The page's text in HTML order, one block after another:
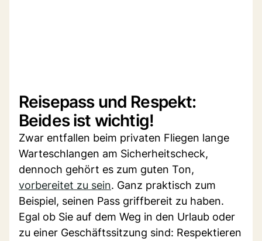
Reisepass und Respekt:
Beides ist wichtig!
Zwar entfallen beim privaten Fliegen lange
Warteschlangen am Sicherheitscheck,
dennoch gehört es zum guten Ton,
vorbereitet zu sein. Ganz praktisch zum
Beispiel, seinen Pass griffbereit zu haben.
Egal ob Sie auf dem Weg in den Urlaub oder
zu einer Geschäftssitzung sind: Respektieren